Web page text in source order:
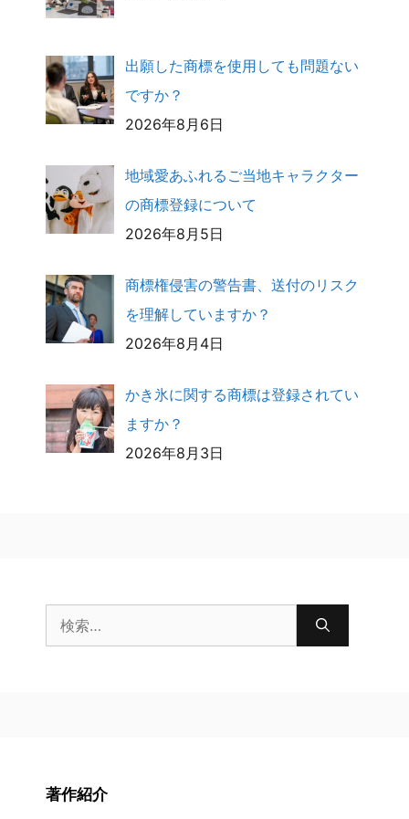
出願した商標を使用しても問題ない
ですか？
2026年8月6日
地域愛あふれるご当地キャラクター
の商標登録について
2026年8月5日
商標権侵害の警告書、送付のリスク
を理解していますか？
2026年8月4日
かき氷に関する商標は登録されてい
ますか？
2026年8月3日
索:
著作紹介